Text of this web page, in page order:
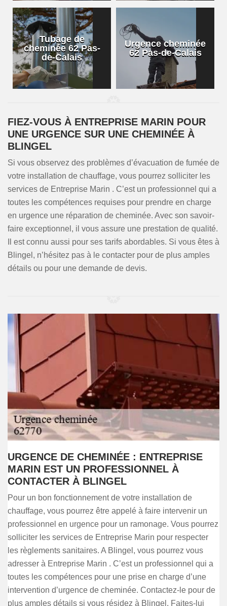
Tubage de
cheminée 62 Pas-
de-Calais
Urgence cheminée
62 Pas-de-Calais
FIEZ-VOUS À ENTREPRISE MARIN POUR
UNE URGENCE SUR UNE CHEMINÉE À
BLINGEL
Si vous observez des problèmes d’évacuation de fumée de
votre installation de chauffage, vous pourrez solliciter les
services de Entreprise Marin . C’est un professionnel qui a
toutes les compétences requises pour prendre en charge
en urgence une réparation de cheminée. Avec son savoir-
faire exceptionnel, il vous assure une prestation de qualité.
Il est connu aussi pour ses tarifs abordables. Si vous êtes à
Blingel, n’hésitez pas à le contacter pour de plus amples
détails ou pour une demande de devis.
URGENCE DE CHEMINÉE : ENTREPRISE
MARIN EST UN PROFESSIONNEL À
CONTACTER À BLINGEL
Pour un bon fonctionnement de votre installation de
chauffage, vous pourrez être appelé à faire intervenir un
professionnel en urgence pour un ramonage. Vous pourrez
solliciter les services de Entreprise Marin pour respecter
les règlements sanitaires. A Blingel, vous pourrez vous
adresser à Entreprise Marin . C’est un professionnel qui a
toutes les compétences pour une prise en charge d’une
intervention d’urgence de cheminée. Contactez-le pour de
plus amples détails si vous résidez à Blingel. Faites-lui